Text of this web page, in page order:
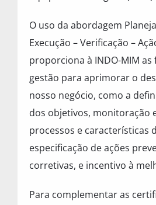
O uso da abordagem
Execução – Verificação –
proporciona à INDO-MIM
gestão para aprimorar o
nosso negócio, como a
dos objetivos, monitoração
processos e características
especificação de ações
corretivas, e incentivo à
Para complementar as